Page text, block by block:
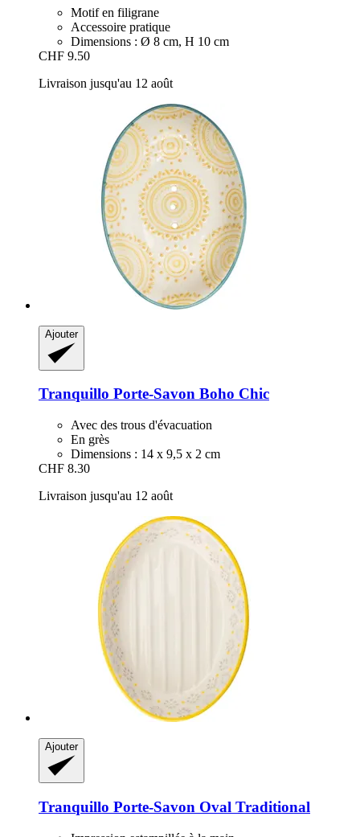
Motif en filigrane
Accessoire pratique
Dimensions : Ø 8 cm, H 10 cm
CHF 9.50
Livraison jusqu'au 12 août
Ajouter
Tranquillo Porte-​Savon Boho Chic
Avec des trous d'évacuation
En grès
Dimensions : 14 x 9,5 x 2 cm
CHF 8.30
Livraison jusqu'au 12 août
Ajouter
Tranquillo Porte-​Savon Oval Traditional